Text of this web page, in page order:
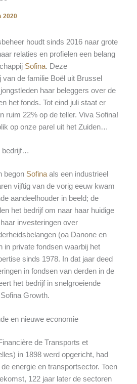
2020
houdt sinds 2016 naar grote
relaties en profielen een belang
Sofina. Deze
van de familie Boël uit Brussel
haar beleggers over de
het fonds. Tot eind juli staat er
ruim 22% op de teller. Viva Sofina!
op onze parel uit het Zuiden…
bedrijf…
begon Sofinaals een industrieel
vijftig van de vorig eeuw kwam
aandeelhouder in beeld; de
het bedrijf om naar haar huidige
investeringen over
(oa Danone en
in private fondsen waarbij het
sinds 1978. In dat jaar deed
in fondsen van derden in de
het bedrijf in snelgroeiende
Growth.
en nieuwe economie
de Transports et
in 1898 werd opgericht, had
energie en transportsector. Toen
122 jaar later de sectoren